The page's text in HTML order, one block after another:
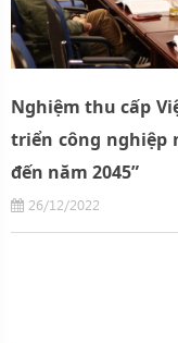
Nghiệm thu cấp
triển công nghiệp
đến năm 2045”
26/12/2022